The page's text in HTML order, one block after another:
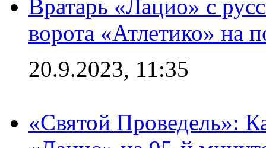
Вратарь «Лацио» с
ворота «Атлетико» на
20.9.2023, 11:35
«Святой Проведель»: